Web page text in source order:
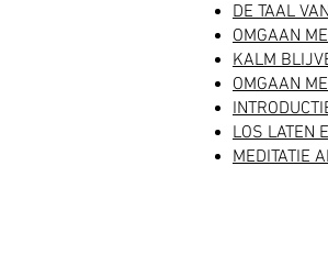
DE TAAL
OMGAAN
KALM
OMGAAN
LOS LATEN
MEDITATIE